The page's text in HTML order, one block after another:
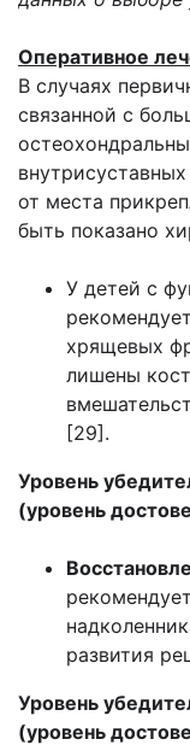
Оперативное
В случаях
связанной с
от места
быть показано
У детей с
хрящевых
лишены
[29].
Уровень
(уровень
развития
Уровень
(уровень